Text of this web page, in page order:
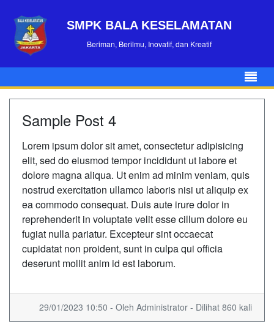
SMPK BALA KESELAMATAN
Beriman, Berilmu, Inovatif, dan Kreatif
Sample Post 4
Lorem ipsum dolor sit amet, consectetur adipisicing
elit, sed do eiusmod tempor incididunt ut labore et
dolore magna aliqua. Ut enim ad minim veniam, quis
nostrud exercitation ullamco laboris nisi ut aliquip ex
ea commodo consequat. Duis aute irure dolor in
reprehenderit in voluptate velit esse cillum dolore eu
fugiat nulla pariatur. Excepteur sint occaecat
cupidatat non proident, sunt in culpa qui officia
deserunt mollit anim id est laborum.
29/01/2023 10:50 - Oleh Administrator - Dilihat 860 kali